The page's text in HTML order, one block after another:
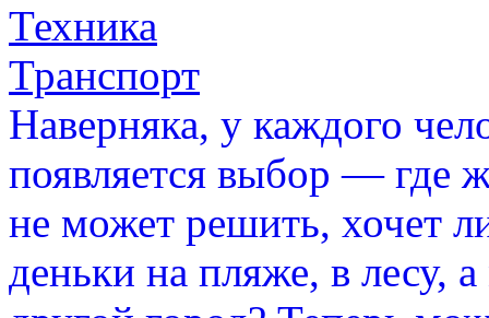
Техника
Транспорт
Наверняка, у каждого
появляется выбор — где
не может решить, хочет
деньки на пляже, в лесу,